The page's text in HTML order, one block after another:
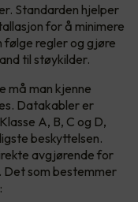
Standarden hjelper
for å minimere
regler og gjøre
til støykilder.
må man kjenne
Datakabler er
A, B, C og D,
beskyttelsen.
avgjørende for
Det som bestemmer